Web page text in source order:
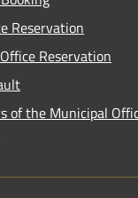
Reservation
Reservation
of the Municipal